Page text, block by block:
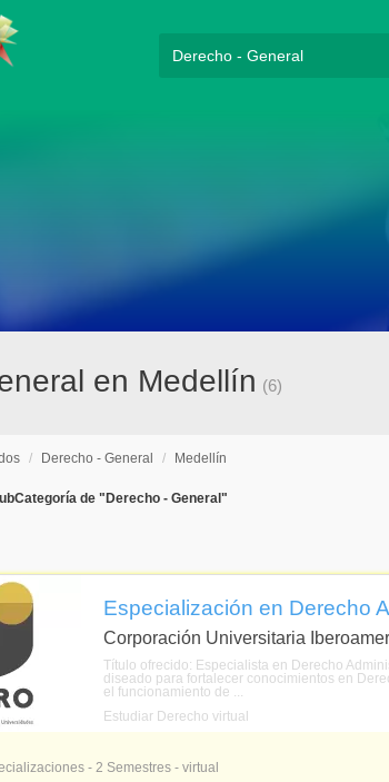
en Medellín (6)
/ Derecho - General / Medellín
de "Derecho - General"
Especialización en Derecho
Corporación Universitaria
Título ofrecido: Especialista en Derecho
diseado para fortalecer conocimientos en
el funcionamiento de ...
Estudiar Derecho virtual
- 2 Semestres - virtual